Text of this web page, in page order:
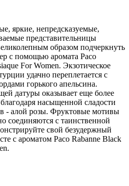
яркие, непредсказуемые,
представительницы
образом подчеркнуть
с помощью аромата Paco
For Women. Экзотическое
удачно переплетается с
горького апельсина.
датуры оказывает еще более
насыщенной сладости
- алой розы. Фруктовые мотивы
соединяются с таинственной
свой безудержный
с ароматом Paco Rabanne Black